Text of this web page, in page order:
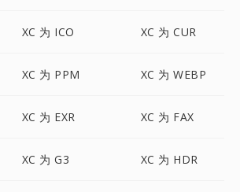
XC 为 ICO XC 为 CUR
XC 为 PPM XC 为 WEBP
XC 为 EXR XC 为 FAX
XC 为 G3 XC 为 HDR